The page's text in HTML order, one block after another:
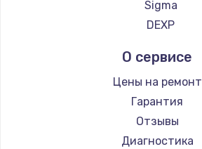
Sigma
DEXP
О сервисе
Цены на ремонт
Гарантия
Отзывы
Диагностика